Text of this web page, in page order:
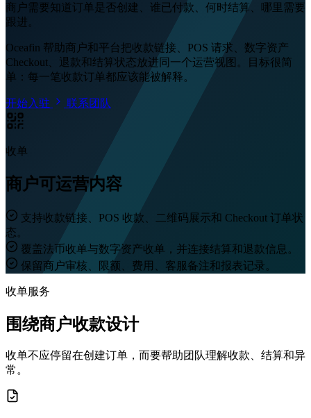
商户需要知道订单是否创建、谁已付款、何时结算、哪里需要
跟进。
Oceafin 帮助商户和平台把收款链接、POS 请求、数字资产
Checkout、退款和结算状态放进同一个运营视图。目标很简
单：每一笔收款订单都应该能被解释。
开始入驻 联系团队
收单
商户可运营内容
支持收款链接、POS 收款、二维码展示和 Checkout 订单状
态。
覆盖法币收单与数字资产收单，并连接结算和退款信息。
保留商户审核、限额、费用、客服备注和报表记录。
收单服务
围绕商户收款设计
收单不应停留在创建订单，而要帮助团队理解收款、结算和异
常。